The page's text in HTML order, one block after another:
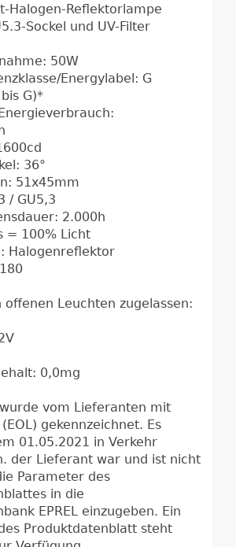
Halogen-Reflektorlampe
Sockel und UV-Filter
50W
Energylabel: G
G)*
36°
51x45mm
/ GU5,3
2.000h
= 100% Licht
Halogenreflektor
Leuchten zugelassen:
0,0mg
vom Lieferanten mit
gekennzeichnet. Es
01.05.2021 in Verkehr
der Lieferant war und ist nicht
Parameter des
in die
EPREL einzugeben. Ein
Produktdatenblatt steht